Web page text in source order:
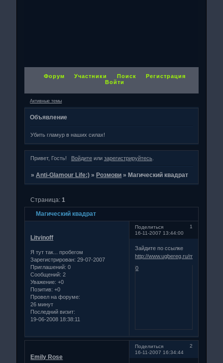
Форум Участники Поиск
Регистрация
Войти
Активные темы
Объявление
Убить гламур в наших силах!
Привет, Гость! Войдитеили зарегистрируйтесь.
»Anti-Glamour Life:) »Розмови »Магический квадрат
Магический квадрат
Страница:1
Поделиться
1
16-11-2007 13:44:00
Litvinoff
Я тут так... пробегом
Зарегистрирован: 29-07-2007
Приглашений: 0
Сообщений: 2
Уважение: +0
Позитив: +0
Провел на форуме:
26 минут
Последний визит:
19-06-2008 18:38:11
Зайдите по ссылке
http://www.ugbereg.ru/magic.html
0
Поделиться
2
16-11-2007 16:34:44
Emily Rose